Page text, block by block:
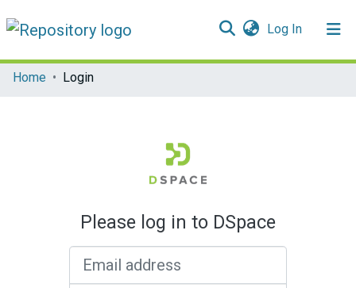
Log In(current)
Communities & Collections
Home Login
Please log in to DSpace